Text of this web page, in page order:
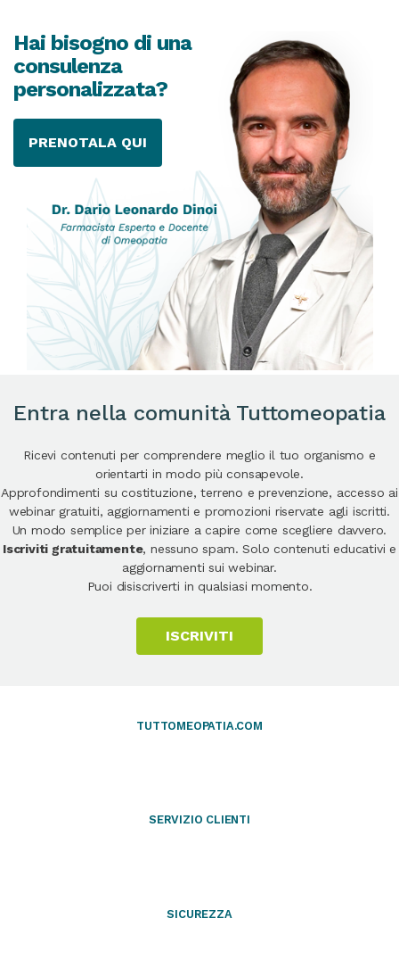
Hai bisogno di una
consulenza
personalizzata?
PRENOTALA QUI
Entra nella comunità Tuttomeopatia
Ricevi contenuti per comprendere meglio il tuo organismo e
orientarti in modo più consapevole.
Approfondimenti su costituzione, terreno e prevenzione, accesso ai
webinar gratuiti, aggiornamenti e promozioni riservate agli iscritti.
Un modo semplice per iniziare a capire come scegliere davvero.
Iscriviti gratuitamente, nessuno spam. Solo contenuti educativi e
aggiornamenti sui webinar.
Puoi disiscriverti in qualsiasi momento.
ISCRIVITI
TUTTOMEOPATIA.COM
SERVIZIO CLIENTI
SICUREZZA